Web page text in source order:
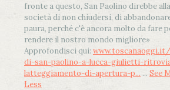
fronte a questo, San Paolino direbbe
società di non chiudersi, di
paura, perché c'è ancora molto da fare
rendere il nostro mondo migliore»
Approfondisci qui:
di-san-paolino-a-lucca-giulietti-
latteggiamento-di-apertura-p... ... See
Less